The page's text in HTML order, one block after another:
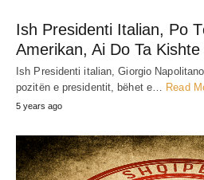
Ish Presidenti Italian, Po
Amerikan, Ai Do Ta
Ish Presidenti italian, Giorgio
pozitën e presidentit, bëhet e… Read
5 years ago